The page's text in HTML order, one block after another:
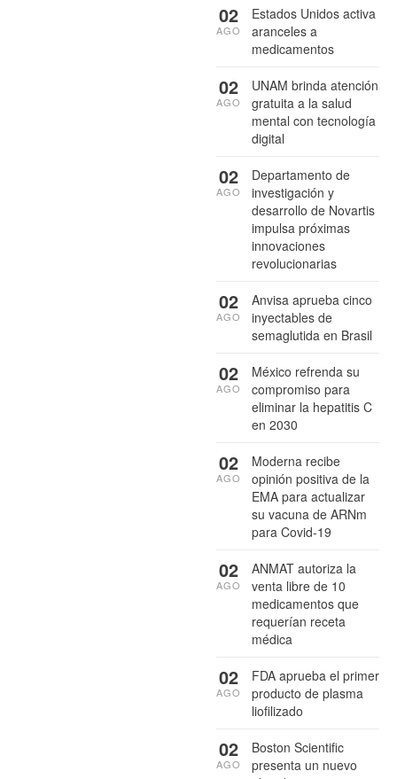
Estados Unidos activa
aranceles a
medicamentos
02
AGO
UNAM brinda atención
gratuita a la salud
mental con tecnología
digital
02
AGO
Departamento de
investigación y
desarrollo de Novartis
impulsa próximas
innovaciones
revolucionarias
02
AGO
Anvisa aprueba cinco
inyectables de
semaglutida en Brasil
02
AGO
México refrenda su
compromiso para
eliminar la hepatitis C
en 2030
02
AGO
Moderna recibe
opinión positiva de la
EMA para actualizar
su vacuna de ARNm
para Covid-19
02
AGO
ANMAT autoriza la
venta libre de 10
medicamentos que
requerían receta
médica
02
AGO
FDA aprueba el primer
producto de plasma
liofilizado
02
AGO
Boston Scientific
presenta un nuevo
02
AGO